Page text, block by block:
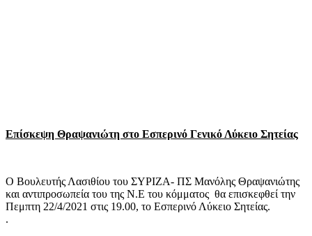
Επίσκεψη Θραψανιώτη στο Εσπερινό Γενικό Λύκειο Σητείας
Ο Βουλευτής Λασιθίου του ΣΥΡΙΖΑ- ΠΣ Μανόλης Θραψανιώτης
και αντιπροσωπεία του της Ν.Ε του κόμματος θα επισκεφθεί την
Πεμπτη 22/4/2021 στις 19.00, το Εσπερινό Λύκειο Σητείας.
.